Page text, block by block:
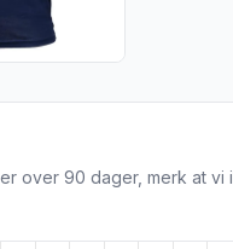
over 90 dager, merk at